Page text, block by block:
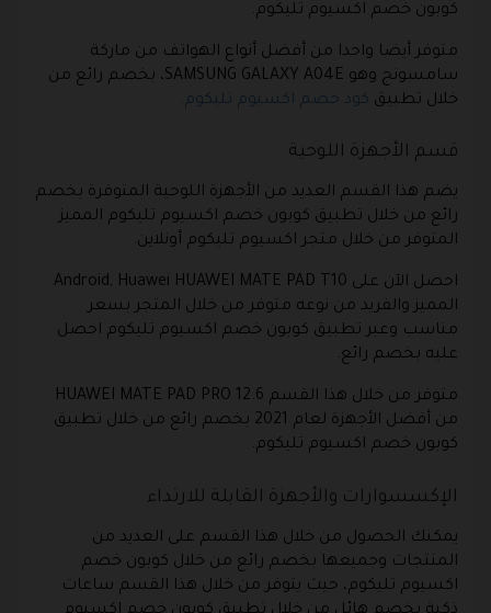
كوبون خصم اكسيوم تليكوم.
متوفر أيضا واحدا من أفضل أنواع الهواتف من ماركة
سامسونج وهو SAMSUNG GALAXY A04E، بخصم رائع من
خلال تطبيق كود خصم اكسيوم تليكوم.
قسم الأجهزة اللوحية
يضم هذا القسم العديد من الأجهزة اللوحية المتوفرة بخصم
رائع من خلال تطبيق كوبون خصم اكسيوم تليكوم المميز
المتوفر من خلال متجر اكسيوم تليكوم أونلاين.
احصل الآن على Android, Huawei HUAWEI MATE PAD T10
المميز والفريد من نوعه متوفر من خلال المتجر بسعر
مناسب وعبر تطبيق كوبون خصم اكسيوم تليكوم احصل
عليه بخصم رائع.
متوفر من خلال هذا القسم HUAWEI MATE PAD PRO 12.6
من أفضل الأجهزة لعام 2021 بخصم رائع من خلال تطبيق
كوبون خصم اكسيوم تليكوم.
الإكسسوارات والأجهزة القابلة للارتداء
يمكنك الحصول من خلال هذا القسم على العديد من
المنتجات وجميعها بخصم رائع من خلال كوبون خصم
اكسيوم تليكوم، حيث يتوفر من خلال هذا القسم ساعات